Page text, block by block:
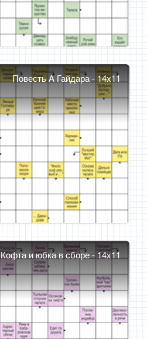
Повесть А Гайдара - 14x11
Кофта и юбка в сборе - 14x11